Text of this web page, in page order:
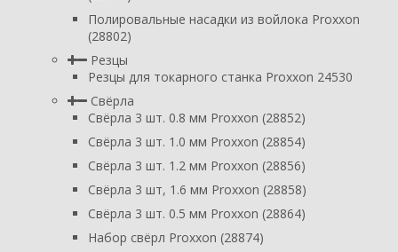
Полировальные насадки из войлока Proxxon
(28802)
Резцы
Резцы для токарного станка Proxxon 24530
Свёрла
Свёрла 3 шт. 0.8 мм Proxxon (28852)
Свёрла 3 шт. 1.0 мм Proxxon (28854)
Свёрла 3 шт. 1.2 мм Proxxon (28856)
Свёрла 3 шт, 1.6 мм Proxxon (28858)
Свёрла 3 шт. 0.5 мм Proxxon (28864)
Набор свёрл Proxxon (28874)